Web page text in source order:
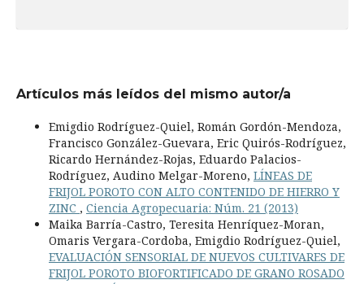
Artículos más leídos del mismo autor/a
Emigdio Rodríguez-Quiel, Román Gordón-Mendoza,
Francisco González-Guevara, Eric Quirós-Rodríguez,
Ricardo Hernández-Rojas, Eduardo Palacios-
Rodríguez, Audino Melgar-Moreno, LÍNEAS DE
FRIJOL POROTO CON ALTO CONTENIDO DE HIERRO Y
ZINC , Ciencia Agropecuaria: Núm. 21 (2013)
Maika Barría-Castro, Teresita Henríquez-Moran,
Omaris Vergara-Cordoba, Emigdio Rodríguez-Quiel,
EVALUACIÓN SENSORIAL DE NUEVOS CULTIVARES DE
FRIJOL POROTO BIOFORTIFICADO DE GRANO ROSADO